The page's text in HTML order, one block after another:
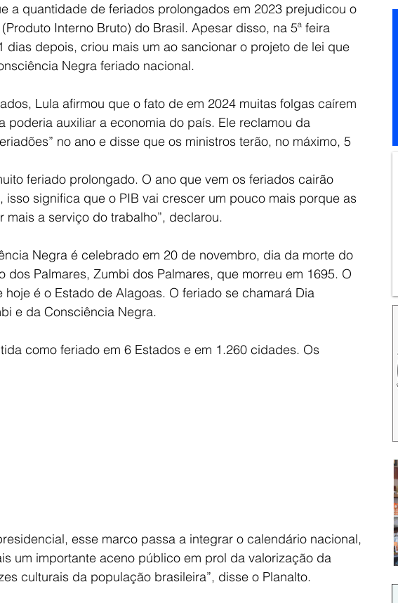
a quantidade de feriados prolongados em 2023 prejudicou o
Interno Bruto) do Brasil. Apesar disso, na 5ª feira
dias depois, criou mais um ao sancionar o projeto de lei que
Negra feriado nacional.
Lula afirmou que o fato de em 2024 muitas folgas caírem
poderia auxiliar a economia do país. Ele reclamou da
no ano e disse que os ministros terão, no máximo, 5
feriado prolongado. O ano que vem os feriados cairão
isso significa que o PIB vai crescer um pouco mais porque as
mais a serviço do trabalho”, declarou.
Negra é celebrado em 20 de novembro, dia da morte do
dos Palmares, Zumbi dos Palmares, que morreu em 1695. O
hoje é o Estado de Alagoas. O feriado se chamará Dia
e da Consciência Negra.
como feriado em 6 Estados e em 1.260 cidades. Os
esse marco passa a integrar o calendário nacional,
um importante aceno público em prol da valorização da
culturais da população brasileira”, disse o Planalto.